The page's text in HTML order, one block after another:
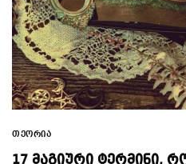
ᲗᲔᲝᲠᲘᲐ
17 ᲛᲐᲒᲘᲣᲠᲘ ᲢᲔᲠᲛᲘᲜᲘ,